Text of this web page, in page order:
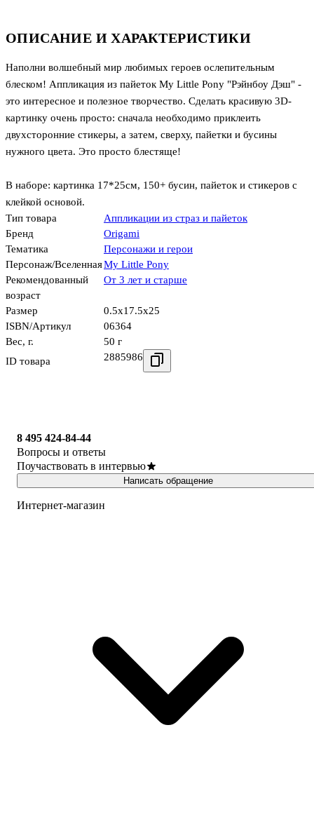
ОПИСАНИЕ И ХАРАКТЕРИСТИКИ
Наполни волшебный мир любимых героев ослепительным
блеском! Аппликация из пайеток My Little Pony "Рэйнбоу Дэш" -
это интересное и полезное творчество. Сделать красивую 3D-
картинку очень просто: сначала необходимо приклеить
двухсторонние стикеры, а затем, сверху, пайетки и бусины
нужного цвета. Это просто блестяще!
В наборе: картинка 17*25см, 150+ бусин, пайеток и стикеров с
клейкой основой.
Тип товара
Аппликации из страз и пайеток
Бренд
Origami
Тематика
Персонажи и герои
Персонаж/ВселеннаяMy Little Pony
Рекомендованный
возраст
От 3 лет и старше
Размер
0.5x17.5x25
ISBN/Артикул
06364
Вес, г.
50 г
ID товара
2885986
8 495 424-84-44
Вопросы и ответы
Поучаствовать в интервью
Написать обращение
Интернет-магазин